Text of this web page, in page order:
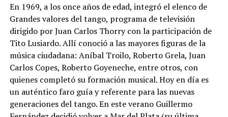
En 1969, a los once años de edad, integró el elenco de
Grandes valores del tango, programa de televisión
dirigido por Juan Carlos Thorry con la participación de
Tito Lusiardo. Allí conoció a las mayores figuras de la
música ciudadana: Aníbal Troilo, Roberto Grela, Juan
Carlos Copes, Roberto Goyeneche, entre otros, con
quienes completó su formación musical. Hoy en día es
un auténtico faro guía y referente para las nuevas
generaciones del tango. En este verano Guillermo